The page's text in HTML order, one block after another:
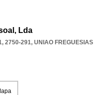
Lda
2750-291, UNIAO FREGUESIAS